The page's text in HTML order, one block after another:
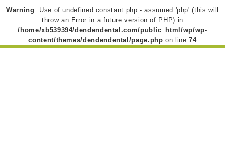
Warning : Use of undefined constant php - assumed 'php' (this will
throw an Error in a future version of PHP) in
/home/xb539394/dendendental.com/public_html/wp/wp-
content/themes/dendendental/page.php on line74